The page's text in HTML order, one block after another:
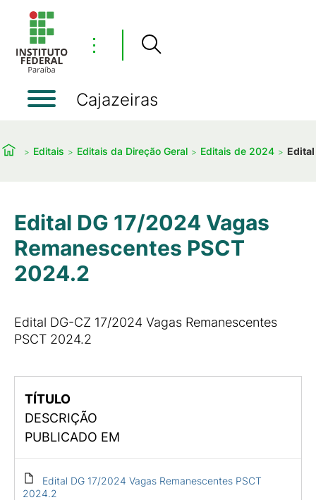
⋮
Cajazeiras
Editais Editais da Direção Geral Editais de 2024
Edital DG 17/2024 Vagas
Remanescentes PSCT
2024.2
Edital DG-CZ 17/2024 Vagas Remanescentes
PSCT 2024.2
TÍTULO
DESCRIÇÃO
PUBLICADO EM
Edital DG 17/2024 Vagas Remanescentes PSCT
2024.2